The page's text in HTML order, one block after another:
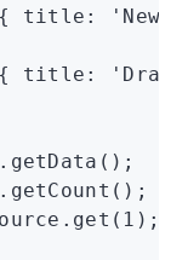
title :
'New
title :
.getData
.getCount
.get ( 1